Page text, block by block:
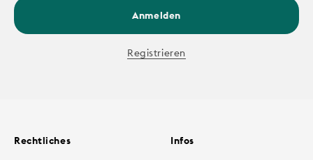
Anmelden
Registrieren
Rechtliches Infos